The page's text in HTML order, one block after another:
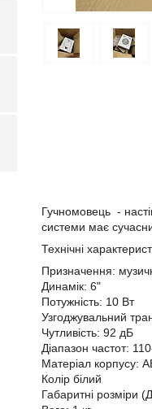
Гучномовець -
системи має
Технічні
Призначення:
Динамік: 6"
Потужність: 10 Вт
Узгоджувальний
Чутливість: 92 дБ
Діапазон частот:
Матеріал корпусу:
Колір білий
Габаритні розміри